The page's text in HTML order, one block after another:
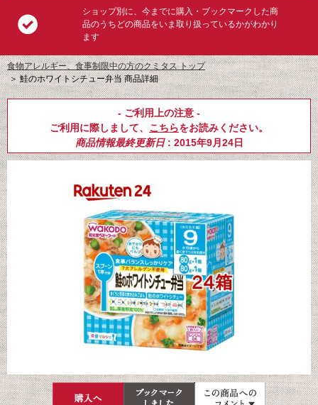
ショップ別に、今までに購入・ブックマークした商
品のうちどの商品をいま取り扱っているかがわかり
ます
食物アレルギー、食事制限中の方のクミタス トップ
＞鮭のホワイトシチュー弁当 商品詳細
- ご利用上の注意 -
ご利用に際しまして、 こちらをお読みください。
商品情報最終更新日: 2015年9月24日